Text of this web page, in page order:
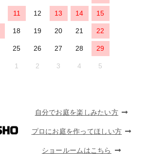
11 12 13 14 15
18 19 20 21 22
25 26 27 28 29
1 2 3 4 5
自分でお庭を楽しみたい方
プロにお庭を作ってほしい方
ショールームはこちら